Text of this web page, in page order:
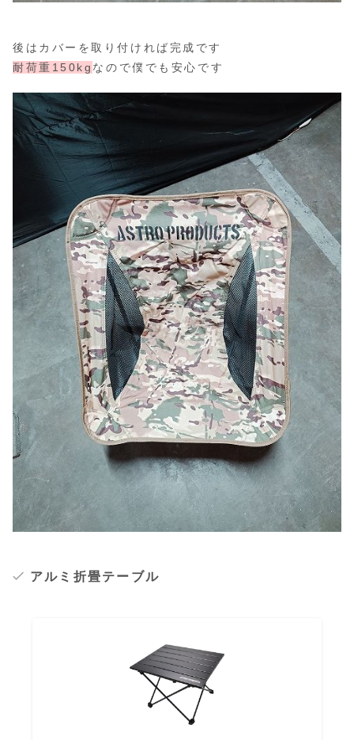
後はカバーを取り付ければ完成です
耐荷重150kg なので僕でも安心です
アルミ折畳テーブル